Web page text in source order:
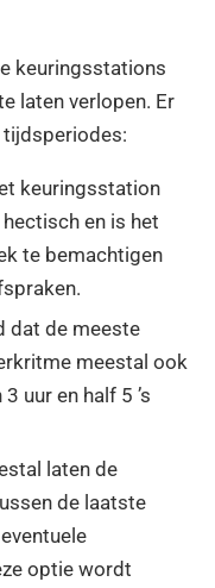
keuringsstations
laten verlopen. Er
keuringsstation
en is het
te bemachtigen
dat de meeste
meestal ook
uur en half 5 ’s
laten de
de laatste
optie wordt